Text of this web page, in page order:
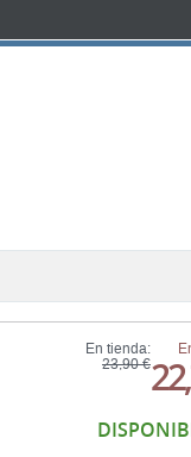
En tienda:
23,90 €